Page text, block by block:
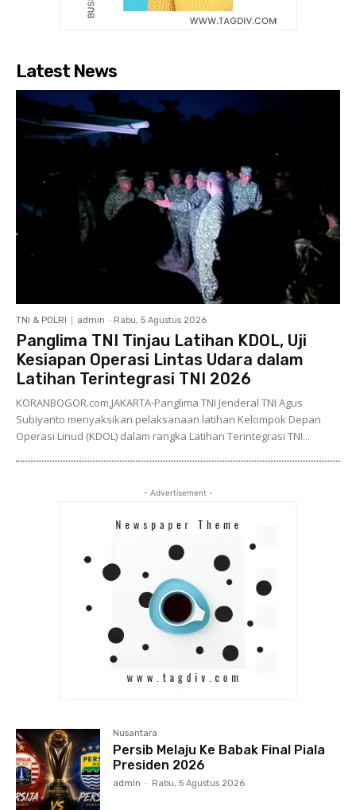
Latest News
TNI & POLRI admin - Rabu, 5 Agustus 2026
Panglima TNI Tinjau Latihan KDOL, Uji
Kesiapan Operasi Lintas Udara dalam
Latihan Terintegrasi TNI 2026
KORANBOGOR.com,JAKARTA-Panglima TNI Jenderal TNI Agus
Subiyanto menyaksikan pelaksanaan latihan Kelompok Depan
Operasi Linud (KDOL) dalam rangka Latihan Terintegrasi TNI...
- Advertisement -
Nusantara
Persib Melaju Ke Babak Final Piala
Presiden 2026
admin - Rabu, 5 Agustus 2026